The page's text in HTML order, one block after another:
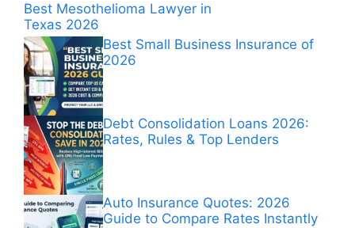
Best Mesothelioma Lawyer in
Texas 2026
Best Small Business Insurance of
2026
Debt Consolidation Loans 2026:
Rates, Rules & Top Lenders
Auto Insurance Quotes: 2026
Guide to Compare Rates Instantly